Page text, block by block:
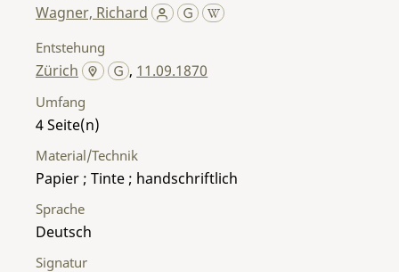
Wagner, Richard
Entstehung
Zürich , 11.09.1870
Umfang
4
Material/Technik
Papier ; Tinte ; handschriftlich
Sprache
Deutsch
Signatur